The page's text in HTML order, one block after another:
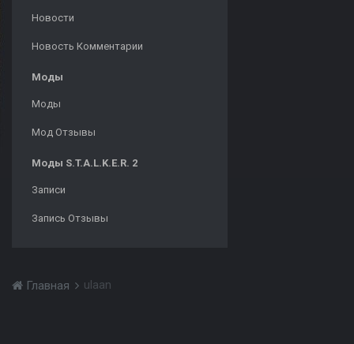
Новости
Новость Комментарии
Моды
Моды
Мод Отзывы
Моды S.T.A.L.K.E.R. 2
Записи
Запись Отзывы
Главная ulaan